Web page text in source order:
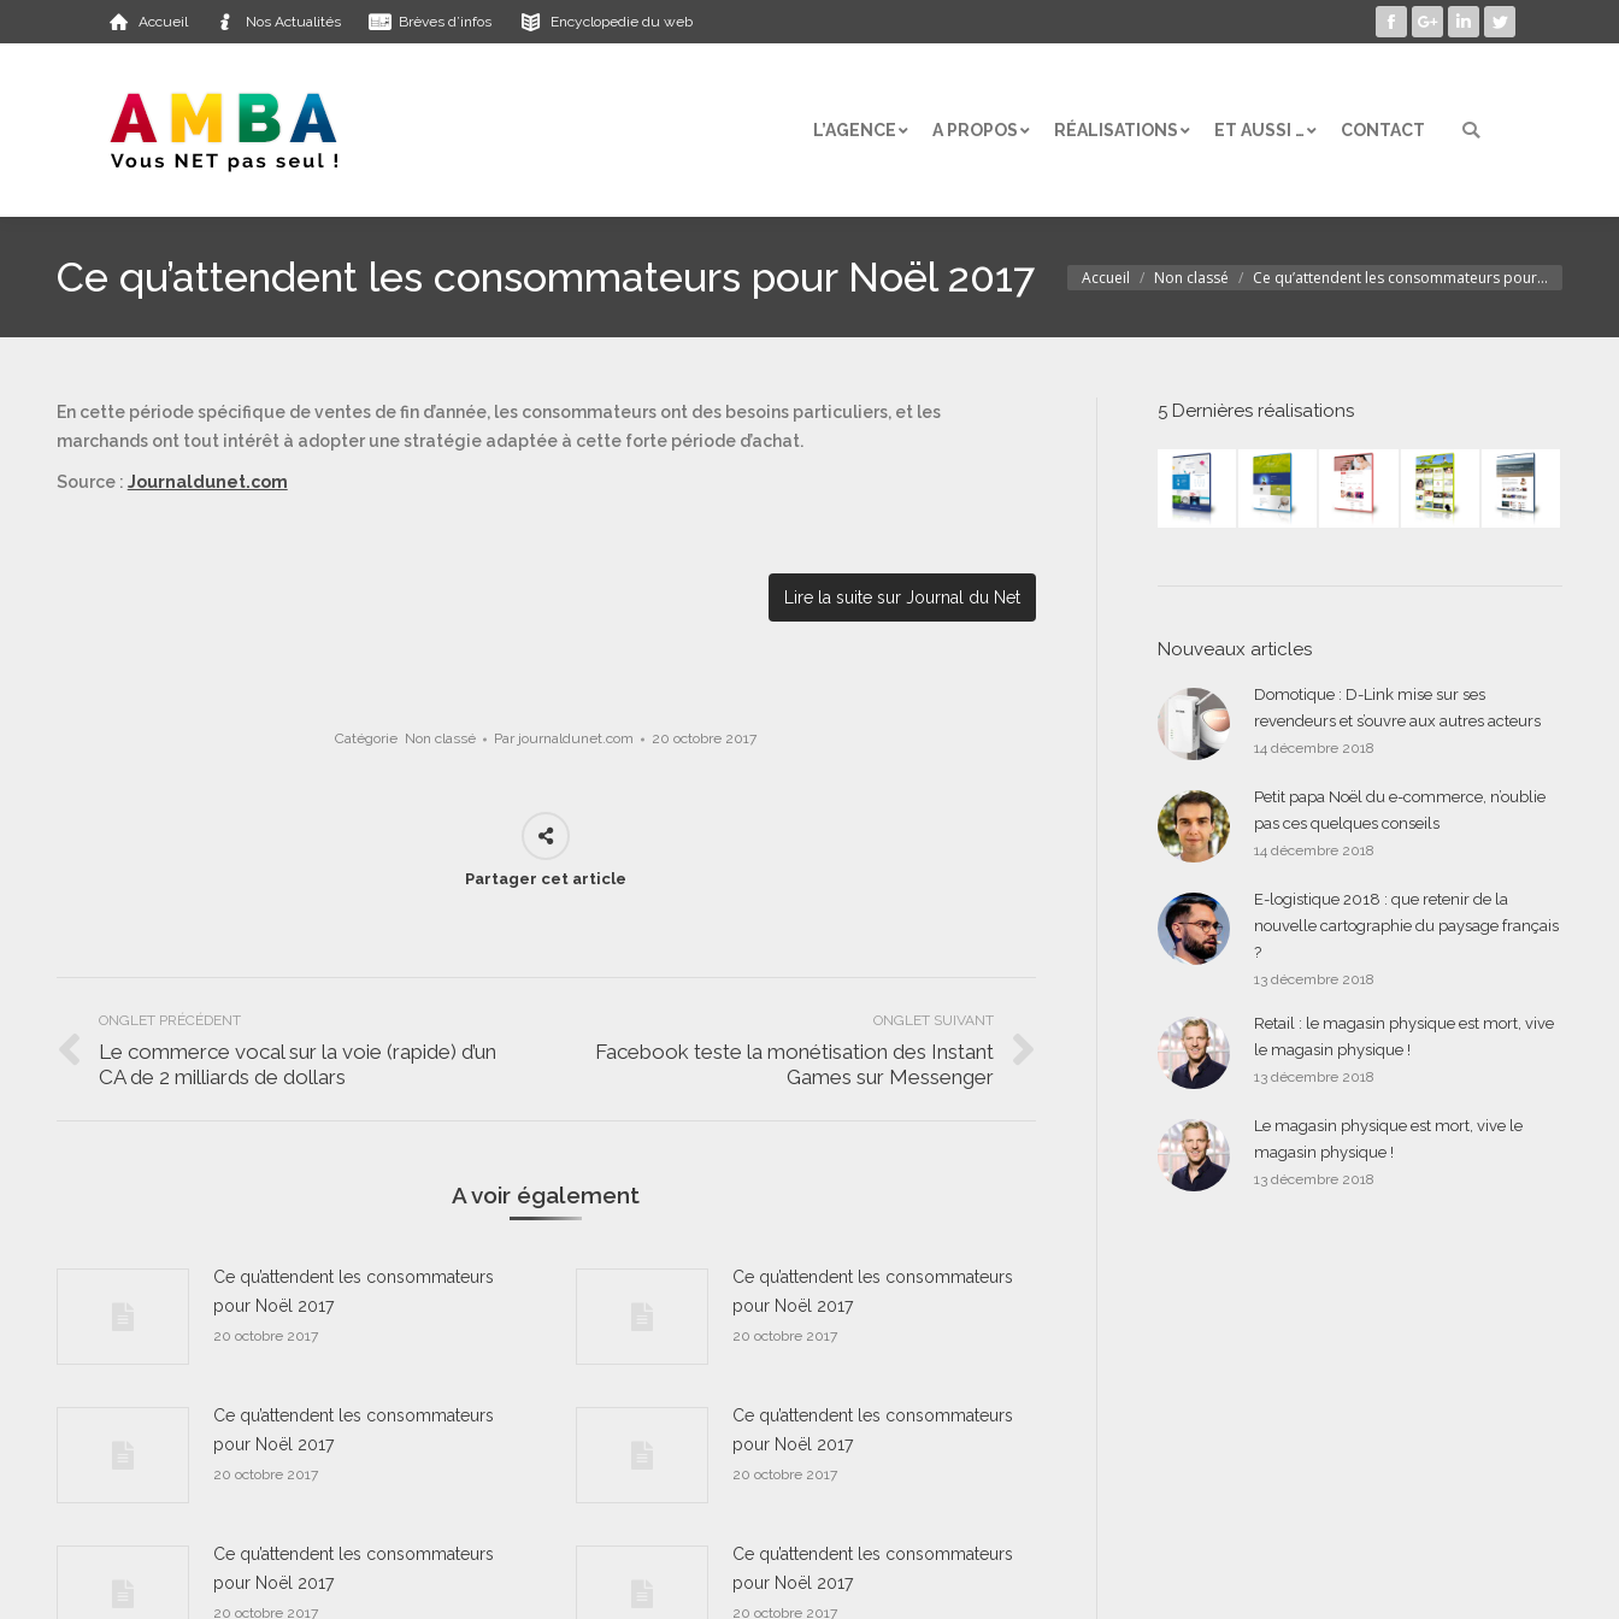
Accueil Nos Actualités Brèves d’infos Encyclopedie du web
Facebook
Google+LinkedInTwitter
L’AGENCE A PROPOS RÉALISATIONS ET AUSSI … CONTACT Search:
Ce qu’attendent les consommateurs pour Noël 2017 Vous êtes ici :
Accueil Non classé Ce qu’attendent les consommateurs pour…
En cette période spécifique de ventes de fin d’année, les consommateurs ont des besoins particuliers, et les
marchands ont tout intérêt à adopter une stratégie adaptée à cette forte période d’achat.
Source : Journaldunet.com
Lire la suite sur Journal du Net
Catégorie Non classé Par journaldunet.com 20 octobre 2017
Partager cet article
Navigation
de
ONGLET PRÉCÉDENT
Onglet
Le commerce vocal sur la voie (rapide) d’un
CA de 2 milliards de dollars
ONGLET SUIVANT
Onglet
Facebook teste la monétisation des Instant
Games sur Messenger
A voir également
Ce qu’attendent les consommateurs
pour Noël 2017
20 octobre 2017
Ce qu’attendent les consommateurs
pour Noël 2017
20 octobre 2017
Ce qu’attendent les consommateurs
pour Noël 2017
20 octobre 2017
Ce qu’attendent les consommateurs
pour Noël 2017
20 octobre 2017
Ce qu’attendent les consommateurs
pour Noël 2017
20 octobre 2017
Ce qu’attendent les consommateurs
pour Noël 2017
20 octobre 2017
5 Dernières réalisations
Nouveaux articles
Domotique : D-Link mise sur ses
revendeurs et s’ouvre aux autres acteurs
14 décembre 2018
Petit papa Noël du e-commerce, n’oublie
pas ces quelques conseils
14 décembre 2018
E-logistique 2018 : que retenir de la
nouvelle cartographie du paysage français
?
13 décembre 2018
Retail : le magasin physique est mort, vive
le magasin physique !
13 décembre 2018
Le magasin physique est mort, vive le
magasin physique !
13 décembre 2018